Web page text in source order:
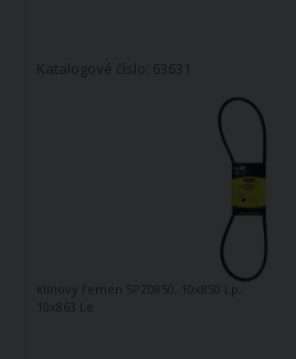
Katalogové číslo: 63631
klínový řemen SPZ0850, 10x850 Lp,
10x863 Le